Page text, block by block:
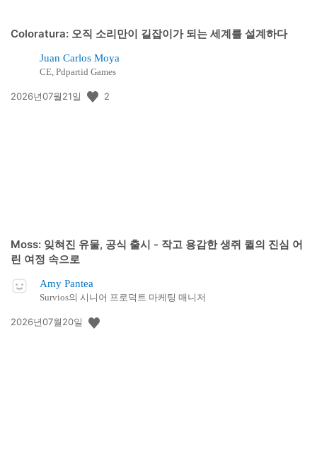
Coloratura: 오직 소리만이 길잡이가 되는 세계를 설계하다
Juan Carlos Moya
CE, Pdpartid Games
공
2026년07월21일 2
Moss: 잊혀진 유물, 공식 출시 - 작고 용감한 생쥐 퀼의 진심 어
린 여정 속으로
Amy Pantea
Survios의 시니어 프로덕트 마케팅 매니저
공
2026년07월20일